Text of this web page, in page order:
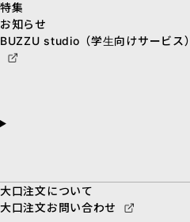
特集
お知らせ
BUZZU studio（学生向けサービス）
大口注文について
大口注文お問い合わせ